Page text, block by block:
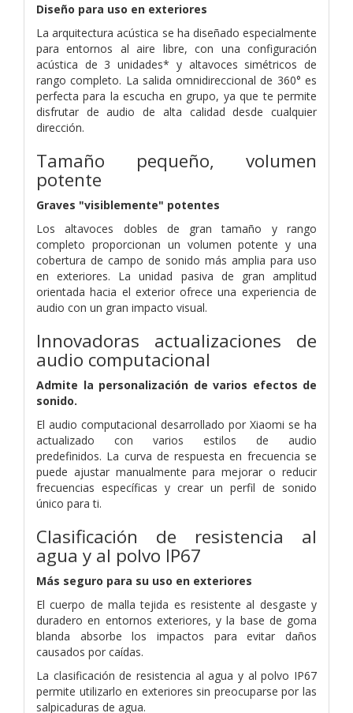
Diseño para uso en exteriores
La arquitectura acústica se ha diseñado especialmente
para entornos al aire libre, con una configuración
acústica de 3 unidades* y altavoces simétricos de
rango completo. La salida omnidireccional de 360° es
perfecta para la escucha en grupo, ya que te permite
disfrutar de audio de alta calidad desde cualquier
dirección.
Tamaño pequeño, volumen
potente
Graves "visiblemente" potentes
Los altavoces dobles de gran tamaño y rango
completo proporcionan un volumen potente y una
cobertura de campo de sonido más amplia para uso
en exteriores. La unidad pasiva de gran amplitud
orientada hacia el exterior ofrece una experiencia de
audio con un gran impacto visual.
Innovadoras actualizaciones de
audio computacional
Admite la personalización de varios efectos de
sonido.
El audio computacional desarrollado por Xiaomi se ha
actualizado con varios estilos de audio
predefinidos. La curva de respuesta en frecuencia se
puede ajustar manualmente para mejorar o reducir
frecuencias específicas y crear un perfil de sonido
único para ti.
Clasificación de resistencia al
agua y al polvo IP67
Más seguro para su uso en exteriores
El cuerpo de malla tejida es resistente al desgaste y
duradero en entornos exteriores, y la base de goma
blanda absorbe los impactos para evitar daños
causados por caídas.
La clasificación de resistencia al agua y al polvo IP67
permite utilizarlo en exteriores sin preocuparse por las
salpicaduras de agua.